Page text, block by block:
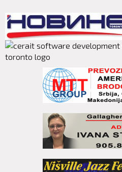
main
content